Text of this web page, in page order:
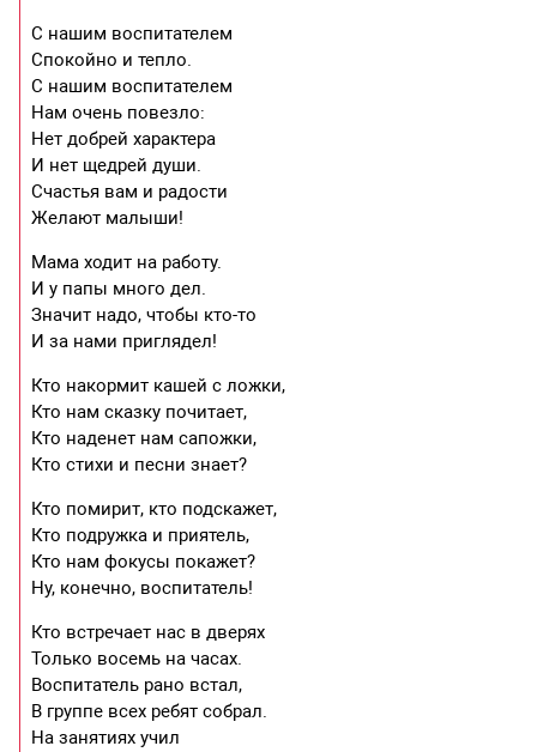
С нашим воспитателем
Спокойно и тепло.
С нашим воспитателем
Нам очень повезло:
Нет добрей характера
И нет щедрей души.
Счастья вам и радости
Желают малыши!
Мама ходит на работу.
И у папы много дел.
Значит надо, чтобы кто-то
И за нами приглядел!
Кто накормит кашей с ложки,
Кто нам сказку почитает,
Кто наденет нам сапожки,
Кто стихи и песни знает?
Кто помирит, кто подскажет,
Кто подружка и приятель,
Кто нам фокусы покажет?
Ну, конечно, воспитатель!
Кто встречает нас в дверях
Только восемь на часах.
Воспитатель рано встал,
В группе всех ребят собрал.
На занятиях учил